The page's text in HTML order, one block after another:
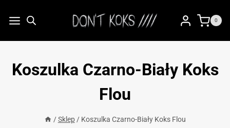
do
0
Koszulka Czarno-Biały Koks
Flou
/Sklep/ Koszulka Czarno-Biały Koks Flou